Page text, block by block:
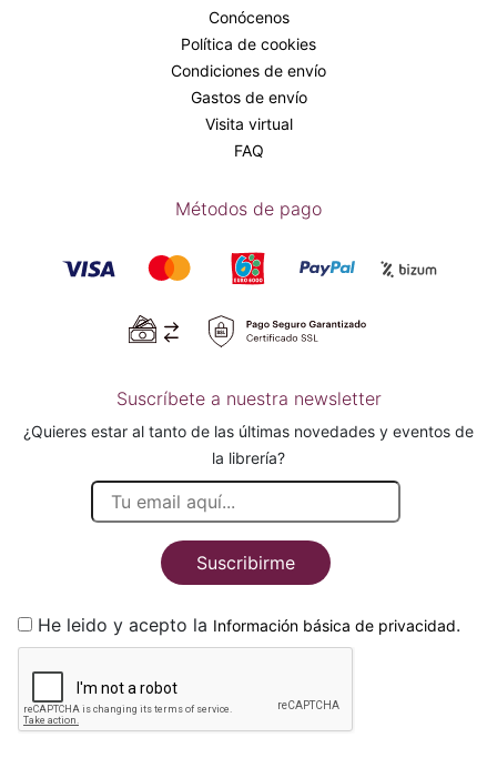
Conócenos
Política de cookies
Condiciones de envío
Gastos de envío
Visita virtual
FAQ
Métodos de pago
Suscríbete a nuestra newsletter
¿Quieres estar al tanto de las últimas novedades y eventos de
la librería?
Suscribirme
He leido y acepto la Información básica de privacidad.